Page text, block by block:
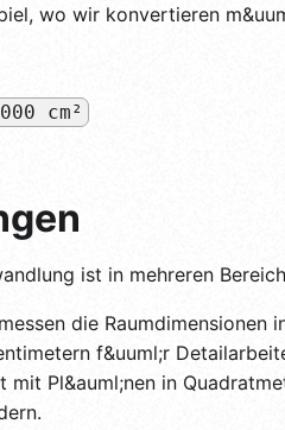
wo wir konvertieren
cm²
ist in mehreren
die Raumdimensionen
f&uuml;r
Pl&auml;nen in